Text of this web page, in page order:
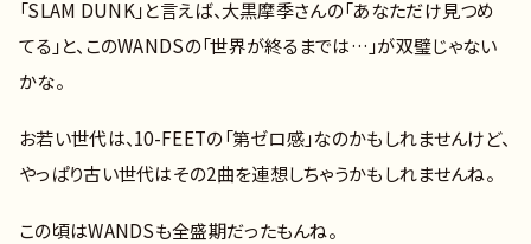
「SLAM DUNK」と言えば、大黒摩季さんの「あなただけ見つめ
てる」と、このWANDSの「世界が終るまでは…」が双璧じゃない
かな。
お若い世代は、10-FEETの「第ゼロ感」なのかもしれませんけど、
やっぱり古い世代はその2曲を連想しちゃうかもしれませんね。
この頃はWANDSも全盛期だったもんね。